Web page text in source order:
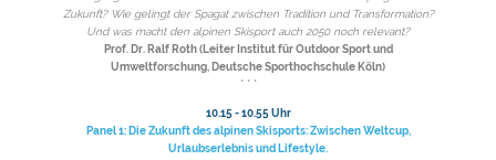
Zukunft? Wie gelingt der Spagat zwischen Tradition und Transformation?
Und was macht den alpinen Skisport auch 2050 noch relevant?
Prof. Dr. Ralf Roth (Leiter Institut für Outdoor Sport und
Umweltforschung, Deutsche Sporthochschule Köln)
* * *
10.15 - 10.55 Uhr
Panel 1: Die Zukunft des alpinen Skisports: Zwischen Weltcup,
Urlaubserlebnis und Lifestyle.